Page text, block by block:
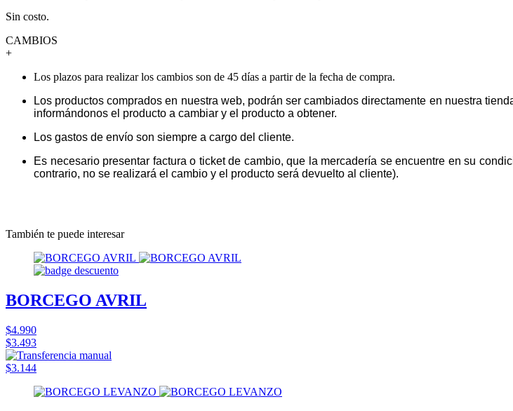
Sin costo.
CAMBIOS
+
Los plazos para realizar los cambios son de 45 días a partir de la fecha de compra.
Los productos comprados en nuestra web, podrán ser cambiados directamente en nuestra
informándonos el producto a cambiar y el producto a obtener.
Los gastos de envío son siempre a cargo del cliente.
Es necesario presentar factura o ticket de cambio, que la mercadería se encuentre en su
contrario, no se realizará el cambio y el producto será devuelto al cliente).
También te puede interesar
BORCEGO AVRIL
$4.990
$3.493
$3.144